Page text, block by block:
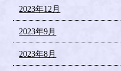
2023年12月
2023年9月
2023年8月